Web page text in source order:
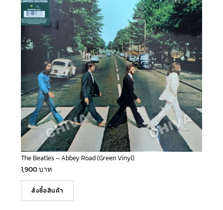
The Beatles – Abbey Road (Green Vinyl)
1,900บาท
สั่งซื้อสินค้า